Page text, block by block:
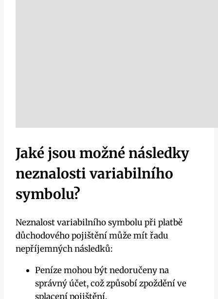
Jaké jsou možné následky
neznalosti variabilního
symbolu?
Neznalost variabilního symbolu při platbě
důchodového pojištění může mít řadu
nepříjemných následků:
Peníze mohou být nedoručeny na
správný účet, což způsobí zpoždění ve
splacení pojištění.